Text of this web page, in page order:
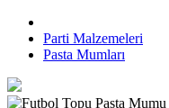
Parti Malzemeleri
Pasta Mumları